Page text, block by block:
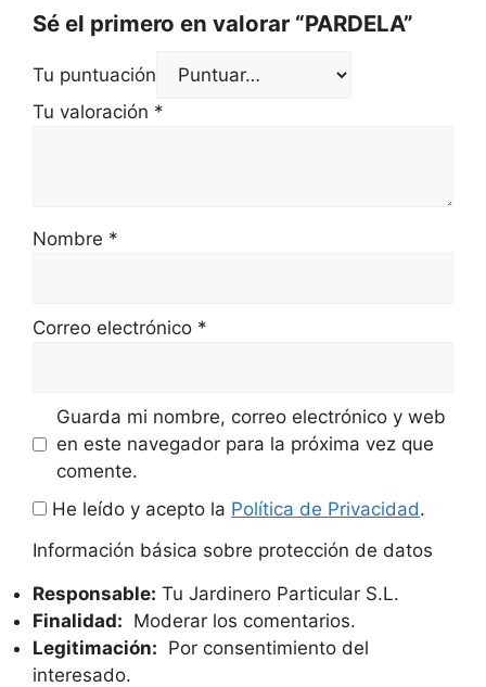
Sé el primero en valorar “PARDELA”
Tu puntuación
Tu valoración *
Nombre *
Correo electrónico *
Guarda mi nombre, correo electrónico y web
en este navegador para la próxima vez que
comente.
He leído y acepto la Política de Privacidad.
Información básica sobre protección de datos
Responsable: Tu Jardinero Particular S.L.
Finalidad: Moderar los comentarios.
Legitimación: Por consentimiento del
interesado.